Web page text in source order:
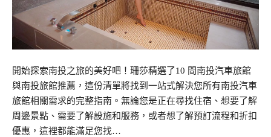
開始探索南投之旅的美好吧！珊莎精選了10 間南投汽車旅館
與南投旅館推薦，這份清單將找到一站式解決您所有南投汽車
旅館相關需求的完整指南。無論您是正在尋找住宿、想要了解
周邊景點、需要了解設施和服務，或者想了解預訂流程和折扣
優惠，這裡都能滿足您找…